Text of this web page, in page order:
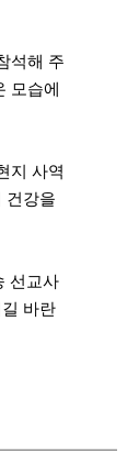
석해 주
모습에
지 사역
건강을
선교사
바란